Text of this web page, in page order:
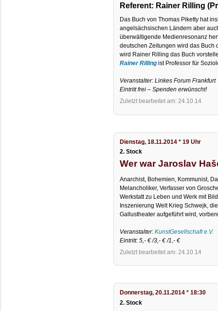
Referent: Rainer Rilling
Das Buch von Thomas Piketty hat
angelsächsischen Ländern aber
überwältigende Medienresonanz
deutschen Zeitungen wird das Buch
wird Rainer Rilling das Buch
Rainer Rilling ist Professor für
Veranstalter: Linkes Forum Frankfurt
Eintritt frei – Spenden erwünscht!
Zuletzt bearbeitet am: 24.10.14
Dienstag, 18.11.2014 * 19 Uhr
2. Stock
Wer war Jaroslav
Anarchist, Bohemien, Kommunist,
Melancholiker, Verfasser von
Werkstatt zu Leben und Werk mit
Inszenierung Welt Krieg Schwejk,
Gallustheater aufgeführt wird,
Veranstalter:KunstGesellschaft e.V.
Eintritt: 5,- € /3,- € /1,- €
Zuletzt bearbeitet am: 24.10.14
Donnerstag, 20.11.2014 * 18:30
2. Stock